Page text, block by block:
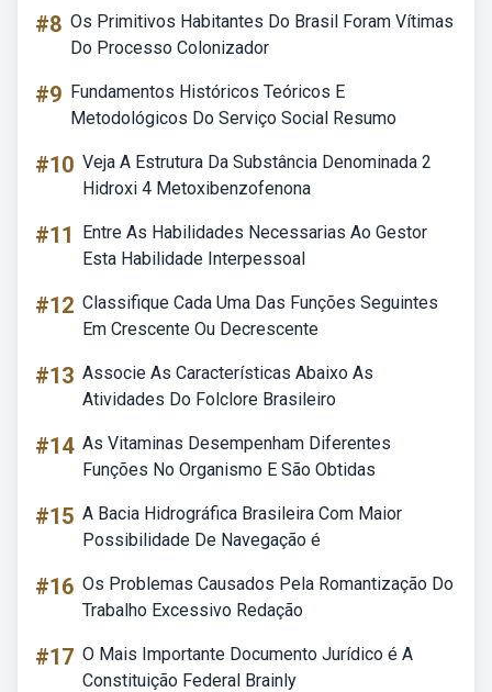
#8 Os Primitivos Habitantes Do Brasil Foram Vítimas
Do Processo Colonizador
#9 Fundamentos Históricos Teóricos E
Metodológicos Do Serviço Social Resumo
#10 Veja A Estrutura Da Substância Denominada 2
Hidroxi 4 Metoxibenzofenona
#11
Entre As Habilidades Necessarias Ao Gestor
Esta Habilidade Interpessoal
#12 Classifique Cada Uma Das Funções Seguintes
Em Crescente Ou Decrescente
#13 Associe As Características Abaixo As
Atividades Do Folclore Brasileiro
#14 As Vitaminas Desempenham Diferentes
Funções No Organismo E São Obtidas
#15 A Bacia Hidrográfica Brasileira Com Maior
Possibilidade De Navegação é
#16 Os Problemas Causados Pela Romantização Do
Trabalho Excessivo Redação
#17 O Mais Importante Documento Jurídico é A
Constituição Federal Brainly